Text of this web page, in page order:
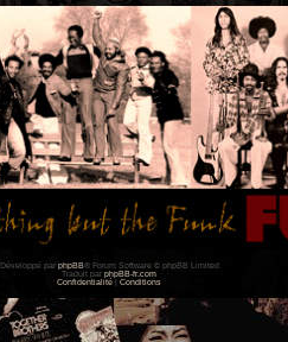
Développé par phpBB® Forum Software © phpBB Limited
Traduit par phpBB-fr.com
Confidentialité
Conditions